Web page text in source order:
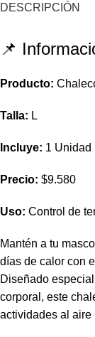
DESCRIPCIÓN
📌
Producto:
Talla: L
Incluye: 1 Unidad
Precio: $9.580
Uso: Control de
Mantén a tu
días de calor con
Diseñado
corporal, este
actividades al aire